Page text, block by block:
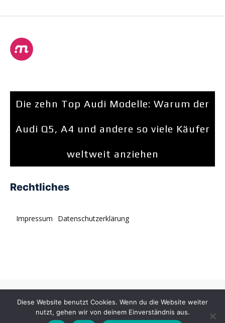
Die zehn Top Audi Modelle: Warum der
Audi Q5, A4 und andere so viele Käufer
weltweit anziehen
Rechtliches
Impressum Datenschutzerklärung
multipurpose Prebuilt Website with a wide range of usability.
Diese Website benutzt Cookies. Wenn du die Website weiter
nutzt, gehen wir von deinem Einverständnis aus.